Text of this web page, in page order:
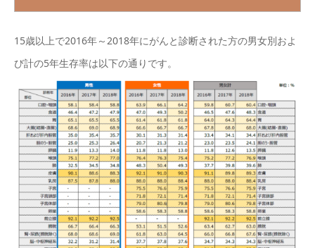
15歳以上で2016年～2018年にがんと診断された方の男女別およ
び計の5年生存率は以下の通りです。